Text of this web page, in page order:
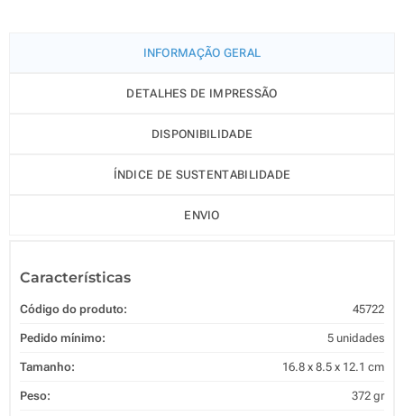
INFORMAÇÃO GERAL
DETALHES DE IMPRESSÃO
DISPONIBILIDADE
ÍNDICE DE SUSTENTABILIDADE
ENVIO
Características
Código do produto: 45722
Pedido mínimo: 5 unidades
Tamanho: 16.8 x 8.5 x 12.1 cm
Peso: 372 gr